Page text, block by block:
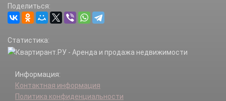
Поделиться:
Статистика:
Информация:
Контактная информация
Политика конфиденциальности